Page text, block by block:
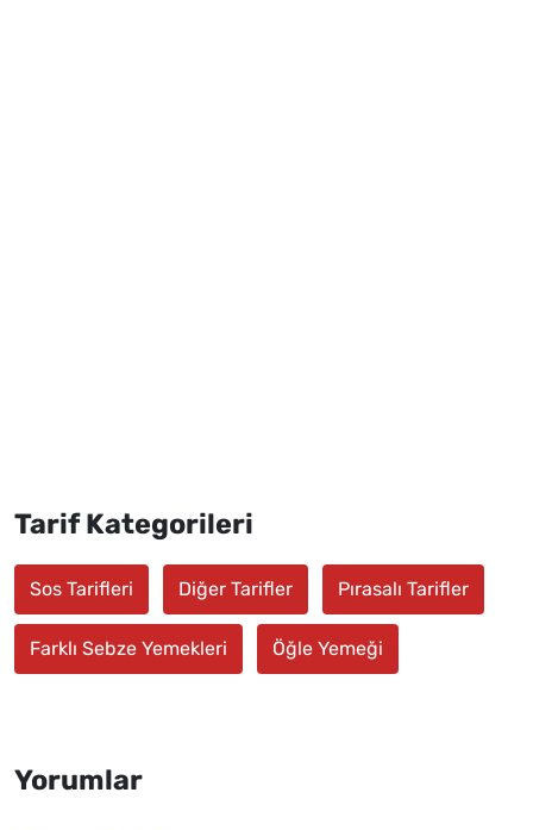
Tarif Kategorileri
Sos Tarifleri Diğer Tarifler Pırasalı Tarifler
Farklı Sebze Yemekleri Öğle Yemeği
Yorumlar